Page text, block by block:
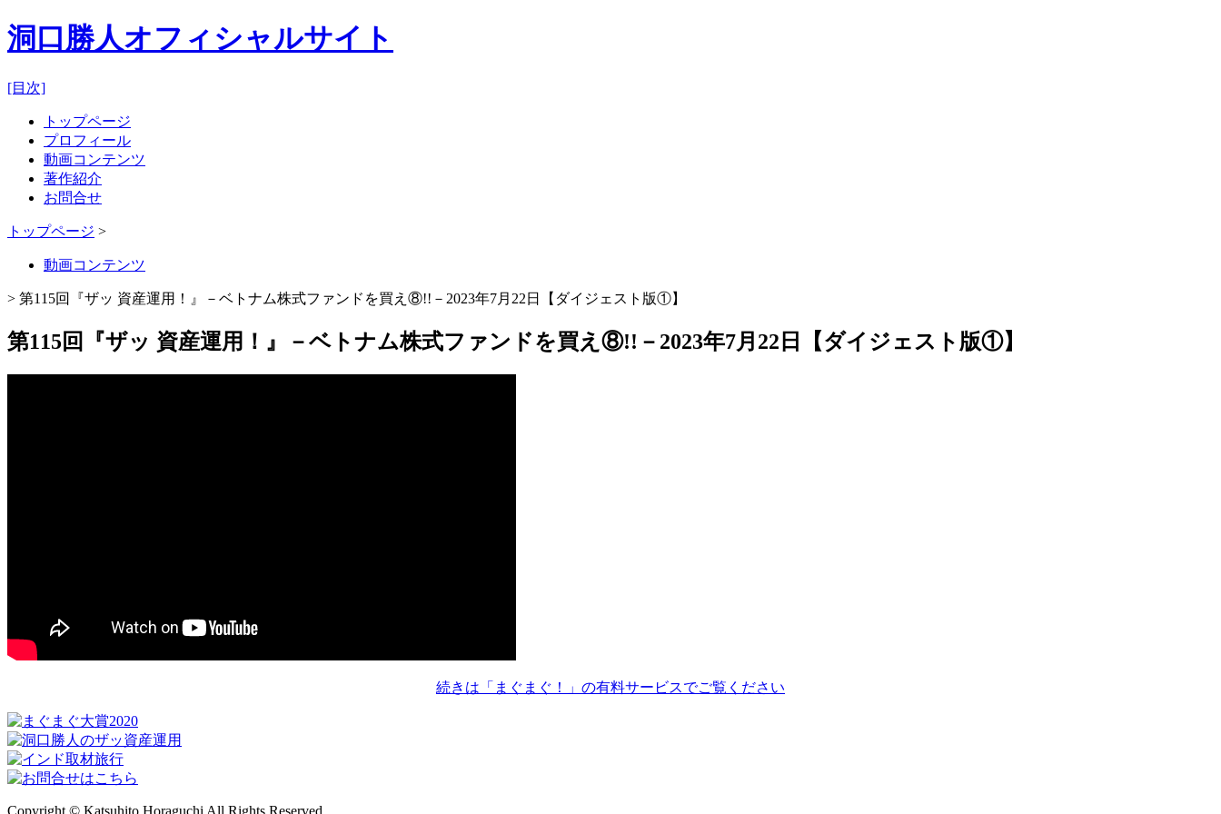
洞口勝人オフィシャルサイト
[目次]
トップページ
プロフィール
動画コンテンツ
著作紹介
お問合せ
トップページ >
動画コンテンツ
> 第115回『ザッ 資産運用！』－ベトナム株式ファンドを買え⑧!!－2023年7月22日【ダイジェスト版①】
第115回『ザッ 資産運用！』－ベトナム株式ファンドを買え⑧!!－2023年7月22日【ダイジェスト版①】
続きは「まぐまぐ！」の有料サービスでご覧ください
Copyright © Katsuhito Horaguchi All Rights Reserved.